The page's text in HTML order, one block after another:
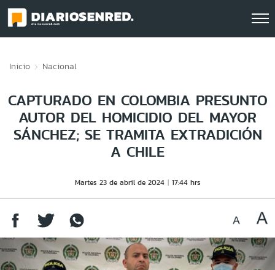
Inicio Nacional
CAPTURADO EN COLOMBIA PRESUNTO
AUTOR DEL HOMICIDIO DEL MAYOR
SÁNCHEZ; SE TRAMITA EXTRADICIÓN
A CHILE
Martes 23 de abril de 2024 17:44 hrs